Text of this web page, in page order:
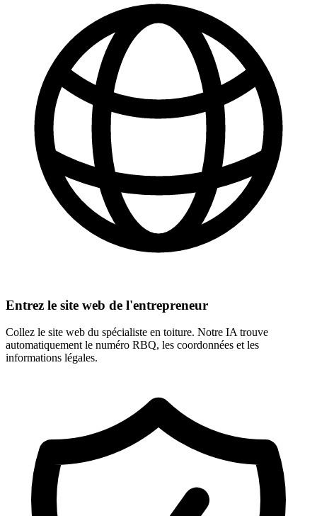
Entrez le site web de l'entrepreneur
Collez le site web du spécialiste en toiture. Notre IA trouve
automatiquement le numéro RBQ, les coordonnées et les
informations légales.